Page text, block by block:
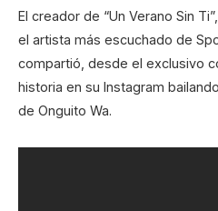
El creador de “Un Verano Sin
el artista más escuchado de
compartió, desde el exclusivo
historia en su Instagram
de Onguito Wa.